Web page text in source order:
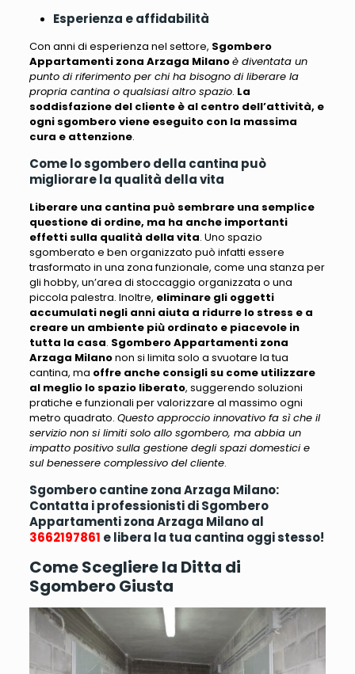
Esperienza e affidabilità
Con anni di esperienza nel settore, Sgombero
Appartamenti zona Arzaga Milanoè diventata un
punto di riferimento per chi ha bisogno di liberare la
propria cantina o qualsiasi altro spazio. La
soddisfazione del cliente è al centro dell’attività, e
ogni sgombero viene eseguito con la massima
cura e attenzione.
Come lo sgombero della cantina può
migliorare la qualità della vita
Liberare una cantina può sembrare una semplice
questione di ordine, ma ha anche importanti
effetti sulla qualità della vita. Uno spazio
sgomberato e ben organizzato può infatti essere
trasformato in una zona funzionale, come una stanza per
gli hobby, un’area di stoccaggio organizzata o una
piccola palestra. Inoltre, eliminare gli oggetti
accumulati negli anni aiuta a ridurre lo stress e a
creare un ambiente più ordinato e piacevole in
tutta la casa. Sgombero Appartamenti zona
Arzaga Milanonon si limita solo a svuotare la tua
cantina, ma offre anche consigli su come utilizzare
al meglio lo spazio liberato, suggerendo soluzioni
pratiche e funzionali per valorizzare al massimo ogni
metro quadrato. Questo approccio innovativo fa sì che il
servizio non si limiti solo allo sgombero, ma abbia un
impatto positivo sulla gestione degli spazi domestici e
sul benessere complessivo del cliente.
Sgombero cantine zona Arzaga Milano:
Contatta i professionisti di Sgombero
Appartamenti zona Arzaga Milano al
3662197861 e libera la tua cantina oggi stesso!
Come Scegliere la Ditta di
Sgombero Giusta